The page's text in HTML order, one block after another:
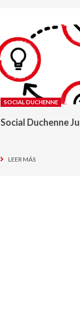
SOCIAL DUCHENNE
Social Duchenne
LEER MÁS